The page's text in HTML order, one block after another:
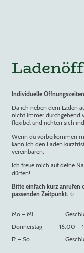
Individuelle Öffnungszeiten
Da ich neben dem Laden
nicht immer durchgehend
flexibel und richten sich
Wenn du vorbeikommen
kann ich den Laden
vereinbaren.
Ich freue mich auf deine
dürfen!
Bitte einfach kurz anrufen
passenden Zeitpunkt. ✨
Mo – Mi
Donnerstag
16:00 –
Fr – So